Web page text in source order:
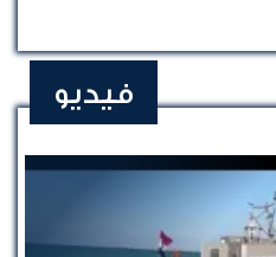
فيديو